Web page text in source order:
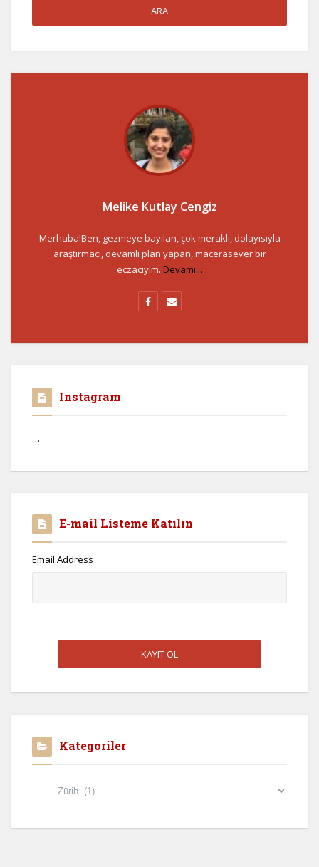
Melike Kutlay Cengiz
Merhaba!Ben, gezmeye bayılan, çok meraklı, dolayısıyla
araştırmacı, devamlı plan yapan, macerasever bir
eczacıyım. Devamı...
Instagram
…
E-mail Listeme Katılın
Email Address
Kategoriler
Kategoriler